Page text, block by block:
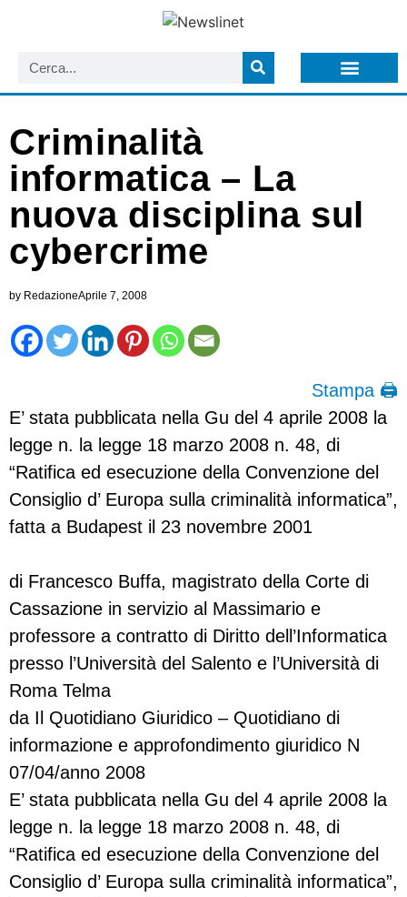
Criminalità
informatica – La
nuova disciplina sul
cybercrime
by RedazioneAprile 7, 2008
Stampa 🖨
E’ stata pubblicata nella Gu del 4 aprile 2008 la
legge n. la legge 18 marzo 2008 n. 48, di
“Ratifica ed esecuzione della Convenzione del
Consiglio d’ Europa sulla criminalità informatica”,
fatta a Budapest il 23 novembre 2001
di Francesco Buffa, magistrato della Corte di
Cassazione in servizio al Massimario e
professore a contratto di Diritto dell’Informatica
presso l’Università del Salento e l’Università di
Roma Telma
da Il Quotidiano Giuridico – Quotidiano di
informazione e approfondimento giuridico N
07/04/anno 2008
E’ stata pubblicata nella Gu del 4 aprile 2008 la
legge n. la legge 18 marzo 2008 n. 48, di
“Ratifica ed esecuzione della Convenzione del
Consiglio d’ Europa sulla criminalità informatica”,